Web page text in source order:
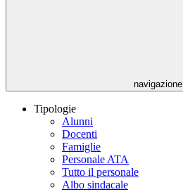
navigazione
Tipologie
Alunni
Docenti
Famiglie
Personale ATA
Tutto il personale
Albo sindacale